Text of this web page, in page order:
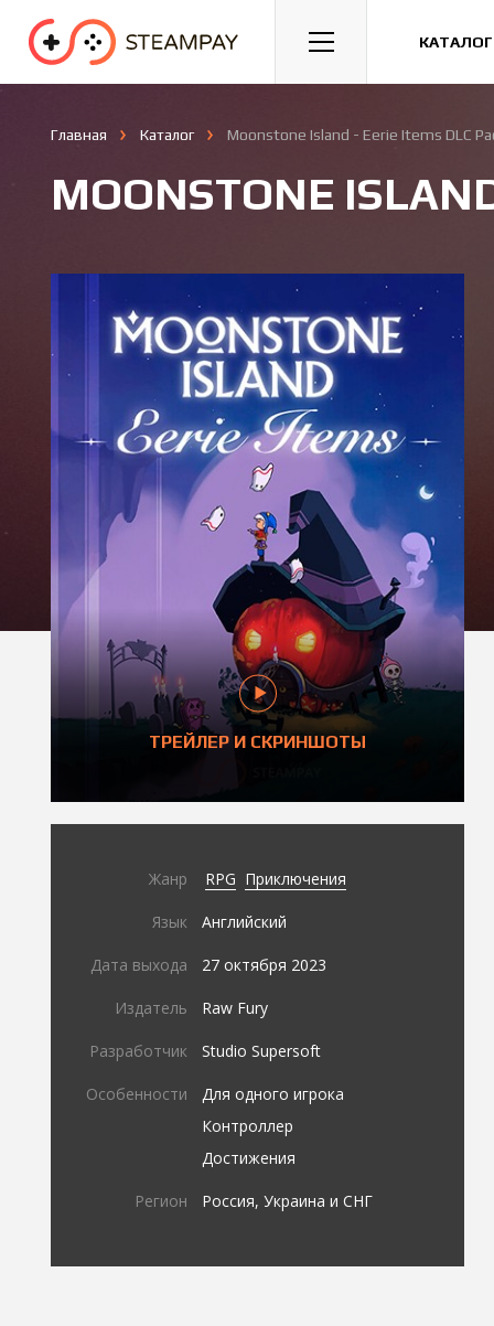
Спорт Гонки Казуальные
Главная Каталог Moonstone Island - Eerie Items DLC
MOONSTONE
ТРЕЙЛЕР И СКРИНШОТЫ
Жанр RPG Приключения
Язык Английский
Дата выхода 27 октября 2023
Издатель Raw Fury
Разработчик Studio Supersoft
Особенности
Для одного игрока
Контроллер
Достижения
Регион Россия, Украина и СНГ